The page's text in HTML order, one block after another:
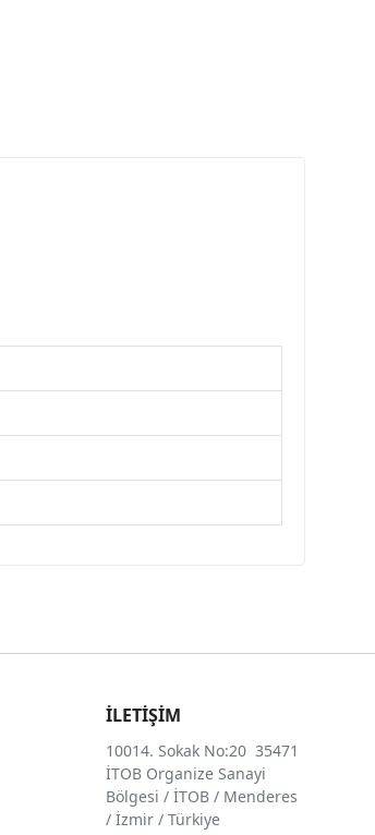
İLETİŞİM
10014. Sokak No:20 35471
İTOB Organize Sanayi
Bölgesi / İTOB / Menderes
/ İzmir / Türkiye